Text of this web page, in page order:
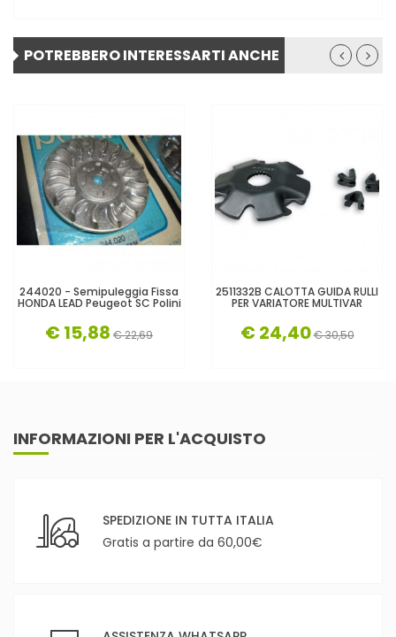
POTREBBERO INTERESSARTI ANCHE
244020 - Semipuleggia Fissa
HONDA LEAD Peugeot SC Polini
€ 15,88 € 22,69
2511332B CALOTTA GUIDA RULLI
PER VARIATORE MULTIVAR
€ 24,40€ 30,50
INFORMAZIONI PER L'ACQUISTO
SPEDIZIONE IN TUTTA ITALIA
Gratis a partire da 60,00€